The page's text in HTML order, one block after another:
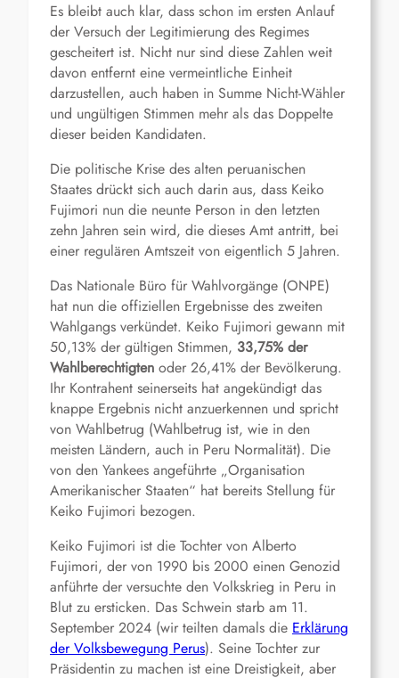
Es bleibt auch klar, dass schon im ersten Anlauf
der Versuch der Legitimierung des Regimes
gescheitert ist. Nicht nur sind diese Zahlen weit
davon entfernt eine vermeintliche Einheit
darzustellen, auch haben in Summe Nicht-Wähler
und ungültigen Stimmen mehr als das Doppelte
dieser beiden Kandidaten.
Die politische Krise des alten peruanischen
Staates drückt sich auch darin aus, dass Keiko
Fujimori nun die neunte Person in den letzten
zehn Jahren sein wird, die dieses Amt antritt, bei
einer regulären Amtszeit von eigentlich 5 Jahren.
Das Nationale Büro für Wahlvorgänge (ONPE)
hat nun die offiziellen Ergebnisse des zweiten
Wahlgangs verkündet. Keiko Fujimori gewann mit
50,13% der gültigen Stimmen, 33,75% der
Wahlberechtigten oder 26,41% der Bevölkerung.
Ihr Kontrahent seinerseits hat angekündigt das
knappe Ergebnis nicht anzuerkennen und spricht
von Wahlbetrug (Wahlbetrug ist, wie in den
meisten Ländern, auch in Peru Normalität). Die
von den Yankees angeführte „Organisation
Amerikanischer Staaten“ hat bereits Stellung für
Keiko Fujimori bezogen.
Keiko Fujimori ist die Tochter von Alberto
Fujimori, der von 1990 bis 2000 einen Genozid
anführte der versuchte den Volkskrieg in Peru in
Blut zu ersticken. Das Schwein starb am 11.
September 2024 (wir teilten damals die Erklärung
der Volksbewegung Perus). Seine Tochter zur
Präsidentin zu machen ist eine Dreistigkeit, aber